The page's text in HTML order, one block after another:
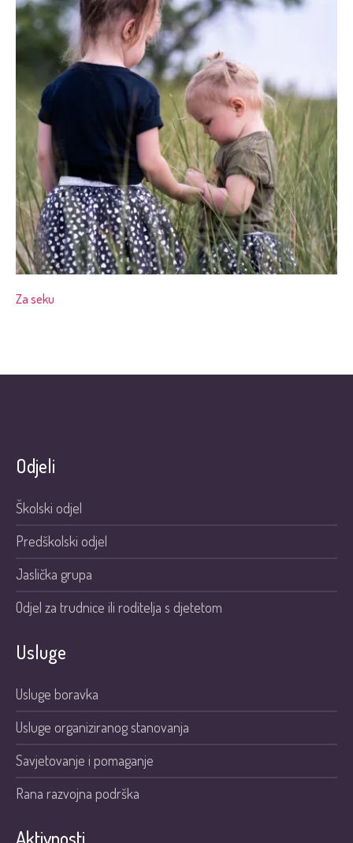
Za seku
Odjeli
Školski odjel
Predškolski odjel
Jaslička grupa
Odjel za trudnice ili roditelja s djetetom
Usluge
Usluge boravka
Usluge organiziranog stanovanja
Savjetovanje i pomaganje
Rana razvojna podrška
Aktivnosti